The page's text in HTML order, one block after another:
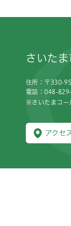
さいた
住所：〒330-
電話：048-
※さいたまコー
アクセ